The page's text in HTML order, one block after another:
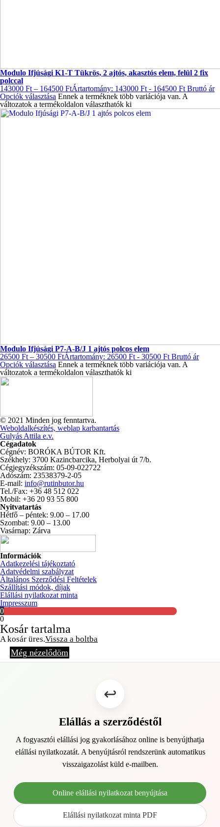
Modulo Ifjúsági K1-T Tükrös, 2 ajtós, akasztós elem, felül 2 fix
polccal
143000 Ft – 164500 FtÁrtartomány: 143000 Ft - 164500 Ft Bruttó ár
Opciók választása Ennek a terméknek több variációja van. A
változatok a termékoldalon választhatók ki
Modulo Ifjúsági P7-A-B/J 1 ajtós polcos elem
26500 Ft – 30500 FtÁrtartomány: 26500 Ft - 30500 Ft Bruttó ár
Opciók választása Ennek a terméknek több variációja van. A
változatok a termékoldalon választhatók ki
© 2021 Minden jog fenntartva.
Weboldalkészítés, weblap karbantartás
Gulyás Attila e.v.
Cégadatok
Cégnév: BORÓKA BÚTOR Kft.
Székhely: 3700 Kazincbarcika, Herbolyai út 7/b.
Cégjegyzékszám: 05-09-022722
Adószám: 23538379-2-05
E-mail: info@rutinbutor.hu
Tel./Fax: +36 48 512 022
Mobil: +36 20 93 55 800
Nyitvatartás
Hétfő – péntek: 9.00 – 17.00
Szombat: 9.00 – 13.00
Vasárnap: Zárva
Információk
Adatkezelési tájékoztató
Adatvédelmi szabályzat
Általános Szerződési Feltételek
Szállítási módok, díjak
Elállási nyilatkozat minta
Impresszum
0
0
Kosár tartalma
A kosár üres.Vissza a boltba
Még nézelődöm
Elállás a szerződéstől
A fogyasztói elállási jog gyakorlásához online is benyújthatja
elállási nyilatkozatát. A benyújtásról rendszerünk automatikus
visszaigazolást küld e-mailben.
Online elállási nyilatkozat benyújtása
Elállási nyilatkozat minta PDF